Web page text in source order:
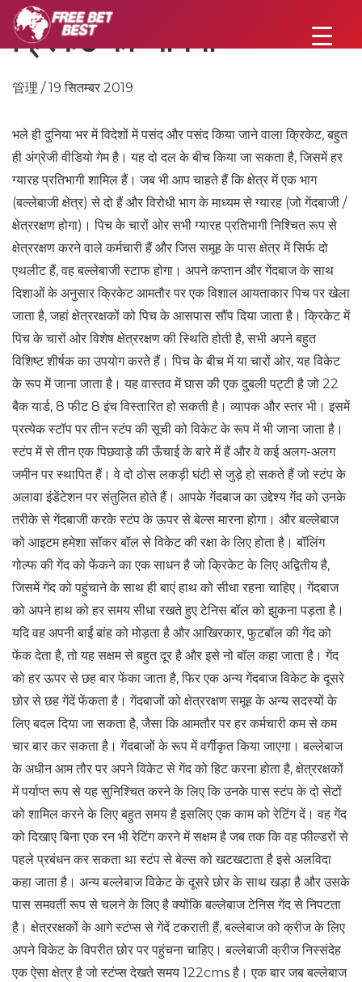
क्रिकेट को जानना
管理 / 19 सितम्बर 2019
भले ही दुनिया भर में विदेशों में पसंद और पसंद किया जाने वाला क्रिकेट, बहुत
ही अंग्रेजी वीडियो गेम है। यह दो दल के बीच किया जा सकता है, जिसमें हर
ग्यारह प्रतिभागी शामिल हैं। जब भी आप चाहते हैं कि क्षेत्र में एक भाग
(बल्लेबाजी क्षेत्र) से दो हैं और विरोधी भाग के माध्यम से ग्यारह (जो गेंदबाजी /
क्षेत्ररक्षण होगा)। पिच के चारों ओर सभी ग्यारह प्रतिभागी निश्चित रूप से
क्षेत्ररक्षण करने वाले कर्मचारी हैं और जिस समूह के पास क्षेत्र में सिर्फ दो
एथलीट हैं, वह बल्लेबाजी स्टाफ होगा। अपने कप्तान और गेंदबाज के साथ
दिशाओं के अनुसार क्रिकेट आमतौर पर एक विशाल आयताकार पिच पर खेला
जाता है, जहां क्षेत्ररक्षकों को पिच के आसपास सौंप दिया जाता है। क्रिकेट में
पिच के चारों ओर विशेष क्षेत्ररक्षण की स्थिति होती है, सभी अपने बहुत
विशिष्ट शीर्षक का उपयोग करते हैं। पिच के बीच में या चारों ओर, यह विकेट
के रूप में जाना जाता है। यह वास्तव में घास की एक दुबली पट्टी है जो 22
बैक यार्ड, 8 फीट 8 इंच विस्तारित हो सकती है। व्यापक और स्तर भी। इसमें
प्रत्येक स्टॉप पर तीन स्टंप की सूची को विकेट के रूप में भी जाना जाता है।
स्टंप में से तीन एक पिछवाड़े की ऊँचाई के बारे में हैं और वे कई अलग-अलग
जमीन पर स्थापित हैं। वे दो ठोस लकड़ी घंटी से जुड़े हो सकते हैं जो स्टंप के
अलावा इंडेंटेशन पर संतुलित होते हैं। आपके गेंदबाज का उद्देश्य गेंद को उनके
तरीके से गेंदबाजी करके स्टंप के ऊपर से बेल्स मारना होगा। और बल्लेबाज
को आइटम हमेशा सॉकर बॉल से विकेट की रक्षा के लिए होता है। बॉलिंग
गोल्फ की गेंद को फेंकने का एक साधन है जो क्रिकेट के लिए अद्वितीय है,
जिसमें गेंद को पहुंचाने के साथ ही बाएं हाथ को सीधा रहना चाहिए। गेंदबाज
को अपने हाथ को हर समय सीधा रखते हुए टेनिस बॉल को झुकना पड़ता है।
यदि वह अपनी बाईं बांह को मोड़ता है और आखिरकार, फुटबॉल की गेंद को
फेंक देता है, तो यह सक्षम से बहुत दूर है और इसे नो बॉल कहा जाता है। गेंद
को हर ऊपर से छह बार फेंका जाता है, फिर एक अन्य गेंदबाज विकेट के दूसरे
छोर से छह गेंदें फेंकता है। गेंदबाजों को क्षेत्ररक्षण समूह के अन्य सदस्यों के
लिए बदल दिया जा सकता है, जैसा कि आमतौर पर हर कर्मचारी कम से कम
चार बार कर सकता है। गेंदबाजों के रूप में वर्गीकृत किया जाएगा। बल्लेबाज
के अधीन आम तौर पर अपने विकेट से गेंद को हिट करना होता है, क्षेत्ररक्षकों
में पर्याप्त रूप से यह सुनिश्चित करने के लिए कि उनके पास स्टंप के दो सेटों
को शामिल करने के लिए बहुत समय है इसलिए एक काम को रेटिंग दें। वह गेंद
को दिखाए बिना एक रन भी रेटिंग करने में सक्षम है जब तक कि वह फील्डरों से
पहले प्रबंधन कर सकता था स्टंप से बेल्स को खटखटाता है इसे अलविदा
कहा जाता है। अन्य बल्लेबाज विकेट के दूसरे छोर के साथ खड़ा है और उसके
पास समवर्ती रूप से चलने के लिए है क्योंकि बल्लेबाज टेनिस गेंद से निपटता
है। क्षेत्ररक्षकों के आगे स्टंप्स से गेंदें टकराती हैं, बल्लेबाज को क्रीज के लिए
अपने विकेट के विपरीत छोर पर पहुंचना चाहिए। बल्लेबाजी क्रीज निस्संदेह
एक ऐसा क्षेत्र है जो स्टंप्स देखते समय 122cms है। एक बार जब बल्लेबाज